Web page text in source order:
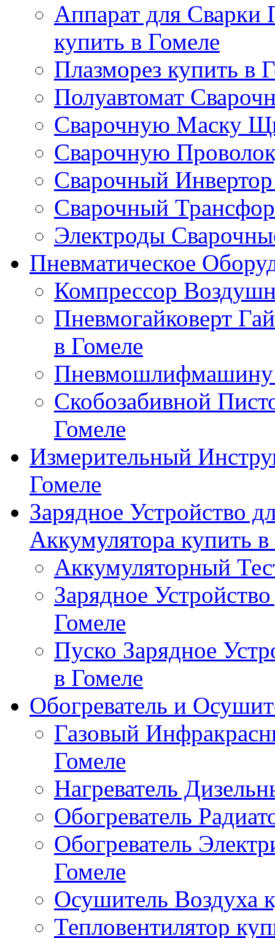
Аппарат для
купить в Гомеле
Плазморез купить в
Полуавтомат
Сварочную Маску
Сварочную
Сварочный
Сварочный
Электроды
Пневматическое
Компрессор
Пневмогайковерт
в Гомеле
Пневмошлифмашину
Скобозабивной
Гомеле
Измерительный
Гомеле
Зарядное Устройство
Аккумулятора купить
Аккумуляторный
Зарядное
Гомеле
Пуско Зарядное
в Гомеле
Обогреватель и
Газовый
Гомеле
Нагреватель
Обогреватель
Обогреватель
Гомеле
Осушитель Воздуха
Тепловентилятор